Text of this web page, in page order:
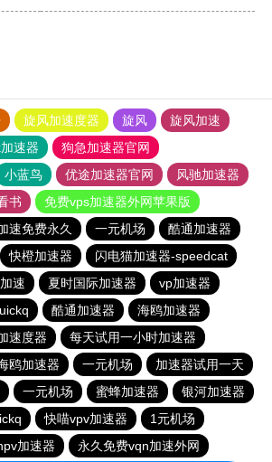
旋风加速度器 旋风
旋风加速
速器
狗急加速器官网
小蓝鸟 优途加速器官网
风驰加速器
书
免费vps加速器外网苹果版
速免费永久 一元机场
酷通加速器
快橙加速器
闪电猫加速器-speedcat
速 夏时国际加速器
vp加速器
酷通加速器
海鸥加速器
速度器
每天试用一小时加速器
鸥加速器 一元机场
加速器试用一天
一元机场 蜜蜂加速器
银河加速器
快喵vpv加速器
1元机场
加速器 永久免费vqn加速外网